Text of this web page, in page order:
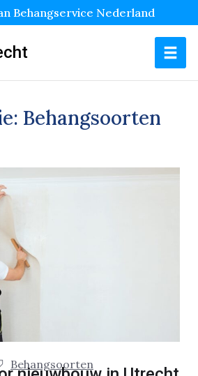
Behangservice Nederland
Behangsoorten
Behangsoorten